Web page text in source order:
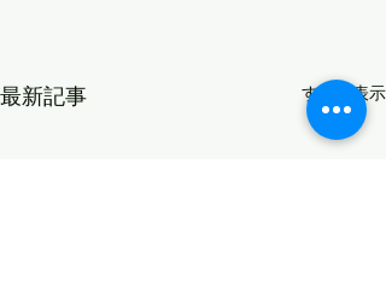
最新記事 すべて表示